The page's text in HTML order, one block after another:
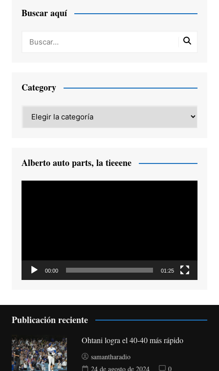
Buscar aquí
Category
Alberto auto parts, la tieeene
00:00 01:25
Publicación reciente
Ohtani logra el 40-40 más rápido
samantharadio
24 de agosto de 2024
0